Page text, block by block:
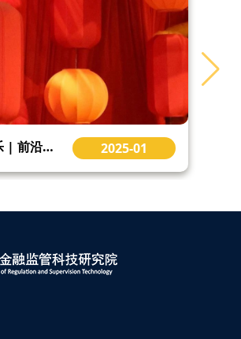
元旦快乐 | 前沿研究院2024年度盘点 2025年新征程展望 2025-01